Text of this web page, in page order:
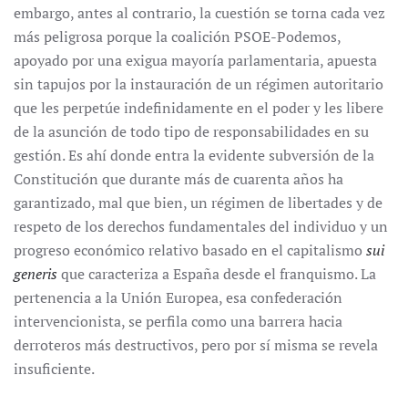
embargo, antes al contrario, la cuestión se torna cada vez
más peligrosa porque la coalición PSOE-Podemos,
apoyado por una exigua mayoría parlamentaria, apuesta
sin tapujos por la instauración de un régimen autoritario
que les perpetúe indefinidamente en el poder y les libere
de la asunción de todo tipo de responsabilidades en su
gestión. Es ahí donde entra la evidente subversión de la
Constitución que durante más de cuarenta años ha
garantizado, mal que bien, un régimen de libertades y de
respeto de los derechos fundamentales del individuo y un
progreso económico relativo basado en el capitalismo sui
generis que caracteriza a España desde el franquismo. La
pertenencia a la Unión Europea, esa confederación
intervencionista, se perfila como una barrera hacia
derroteros más destructivos, pero por sí misma se revela
insuficiente.